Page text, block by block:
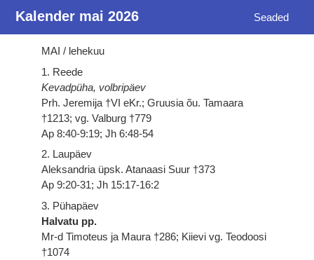
Kalender mai 2026 Seaded
MAI / lehekuu
1. Reede
Kevadpüha, volbripäev
Prh. Jeremija †VI eKr.; Gruusia õu. Tamaara
†1213; vg. Valburg †779
Ap 8:40-9:19; Jh 6:48-54
2. Laupäev
Aleksandria üpsk. Atanaasi Suur †373
Ap 9:20-31; Jh 15:17-16:2
3. Pühapäev
Halvatu pp.
Mr-d Timoteus ja Maura †286; Kiievi vg. Teodoosi
†1074